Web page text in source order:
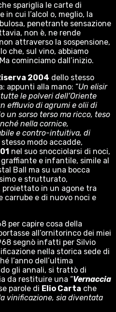
spariglia le carte di
in cui l’alcol o, meglio, la
penetrante sensazione
non è, ne rende
attraverso la sospensione,
che, sul vino, abbiamo
cominciamo dall’inizio.
2004 dello stesso
appunti alla mano: “Un elisir
le polveri dell’Oriente
effluvio di agrumi e olii di
un sorso terso ma ricco, teso
nella cornice,
e contro-intuitiva, di
stesso modo accadde,
nel suo snocciolarsi di noci,
e infantile, simile al
Ball ma su una bocca
e strutturato,
proiettato in un agone tra
carrube e di nuovo noci e
per capire cosa della
all’ornitorinco dei miei
segnò infatti per Silvio
nella storica sede di
l’anno dell’ultima
gli annali, si trattò di
da restituire una “Vernaccia
parole di Elio Carta che
vinificazione, sia diventata